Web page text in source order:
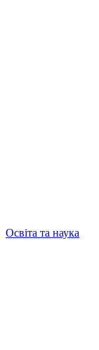
Освіта та наука